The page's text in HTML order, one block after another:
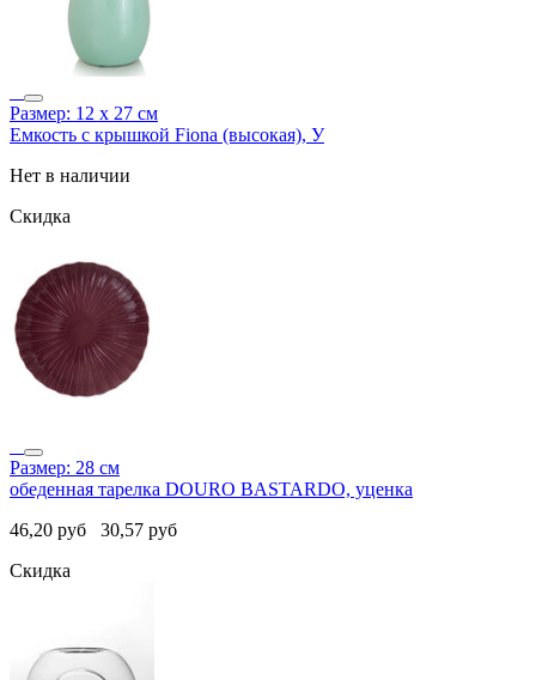
Размер: 12 х 27 см
Емкость с крышкой Fiona (высокая), У
Нет в наличии
Скидка
Размер: 28 см
обеденная тарелка DOURO BASTARDO, уценка
46,20 руб 30,57 руб
Скидка